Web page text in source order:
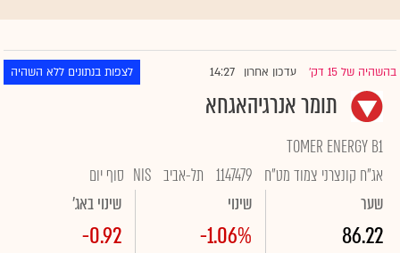
בהשהיה של 15 דק' |עדכון אחרון 14:27 לצפות בנתונים ללא השהיה
תומר אנרגיהאגחא
TOMER ENERGY B1
אג"ח קונצרני צמוד מט"ח 1147479 תל-אביב NIS סוף יום
שער
86.22
שינוי
-1.06%
שינוי באג'
-0.92